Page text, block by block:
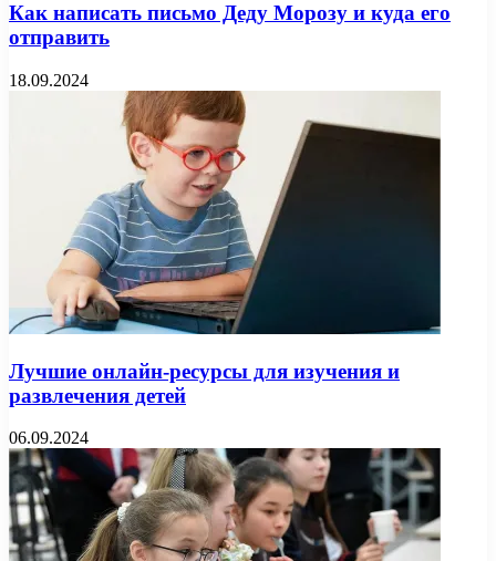
Как написать письмо Деду Морозу и куда его
отправить
18.09.2024
Лучшие онлайн-ресурсы для изучения и
развлечения детей
06.09.2024